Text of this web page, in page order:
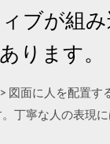
ブが組
ります。
面に人を配置
丁寧な人の表現に